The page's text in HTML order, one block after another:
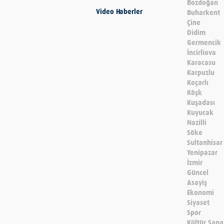
Video Haberler
Bozdoğan
Buharkent
Çine
Didim
Germencik
İncirliova
Karacasu
Karpuzlu
Koçarlı
Köşk
Kuşadası
Kuyucak
Nazilli
Söke
Sultanhisar
Yenipazar
İzmir
Güncel
Asayiş
Ekonomi
Siyaset
Spor